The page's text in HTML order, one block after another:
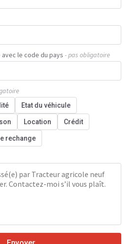
le code du pays - pas obligatoire
Etat du véhicule
Location Crédit
rechange